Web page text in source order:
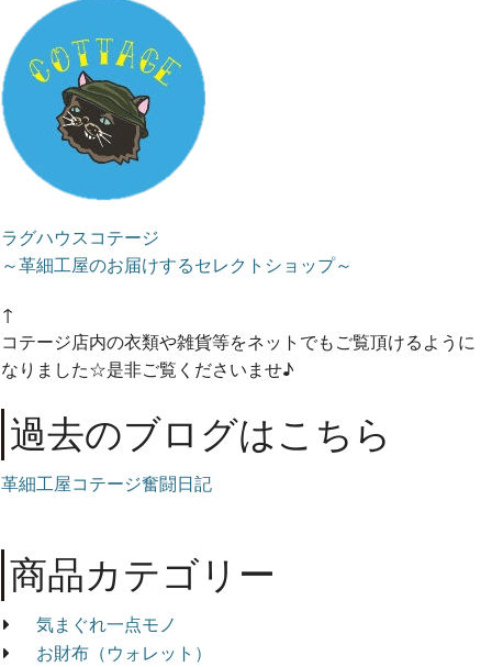
ラグハウスコテージ
～革細工屋のお届けするセレクトショップ～
↑
コテージ店内の衣類や雑貨等をネットでもご覧頂けるように
なりました☆是非ご覧くださいませ♪
過去のブログはこちら
革細工屋コテージ奮闘日記
商品カテゴリー
気まぐれ一点モノ
お財布（ウォレット）